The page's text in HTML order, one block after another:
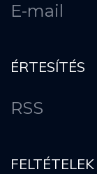
E-mail
ÉRTESÍTÉS
RSS
FELTÉTELEK